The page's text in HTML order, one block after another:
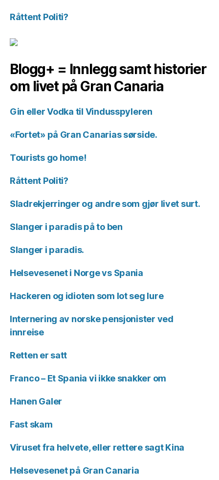
Råttent Politi?
Blogg+ = Innlegg samt historier
om livet på Gran Canaria
Gin eller Vodka til Vindusspyleren
«Fortet» på Gran Canarias sørside.
Tourists go home!
Råttent Politi?
Sladrekjerringer og andre som gjør livet surt.
Slanger i paradis på to ben
Slanger i paradis.
Helsevesenet i Norge vs Spania
Hackeren og idioten som lot seg lure
Internering av norske pensjonister ved
innreise
Retten er satt
Franco – Et Spania vi ikke snakker om
Hanen Galer
Fast skam
Viruset fra helvete, eller rettere sagt Kina
Helsevesenet på Gran Canaria